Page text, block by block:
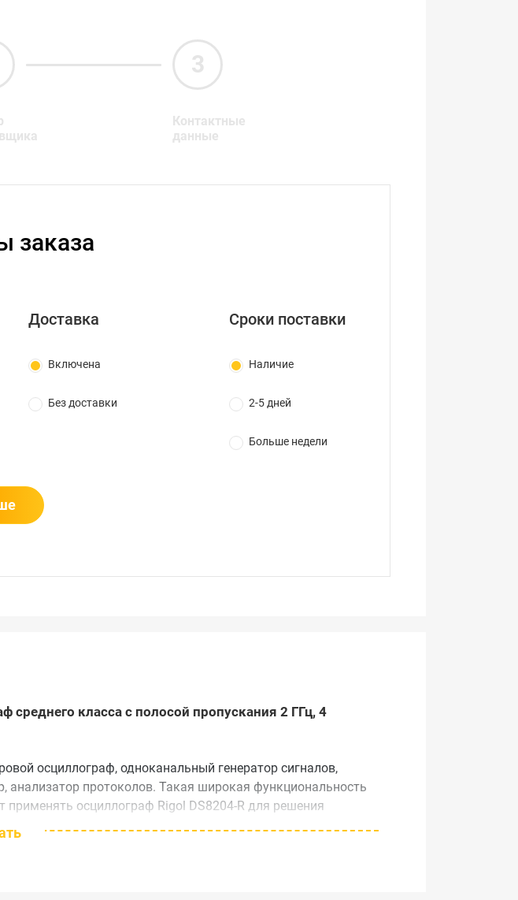
класса c полосой пропускания 2 ГГц, 4
осциллограф, одноканальный генератор сигналов,
анализатор протоколов. Такая широкая функциональность
применять осциллограф Rigol DS8204-R для решения
Контактные
данные
заказа
Доставка
Включена
Без доставки
Сроки поставки
Наличие
2-5 дней
Больше недели